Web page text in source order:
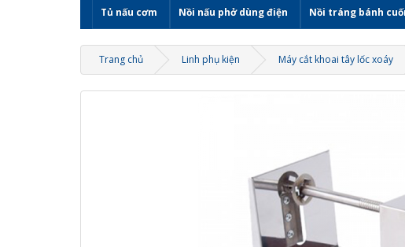
Tủ nấu cơm Nồi nấu phở dùng điện Nồi tráng bánh
Trang chủ Linh phụ kiện Máy cắt khoai tây lốc xoáy